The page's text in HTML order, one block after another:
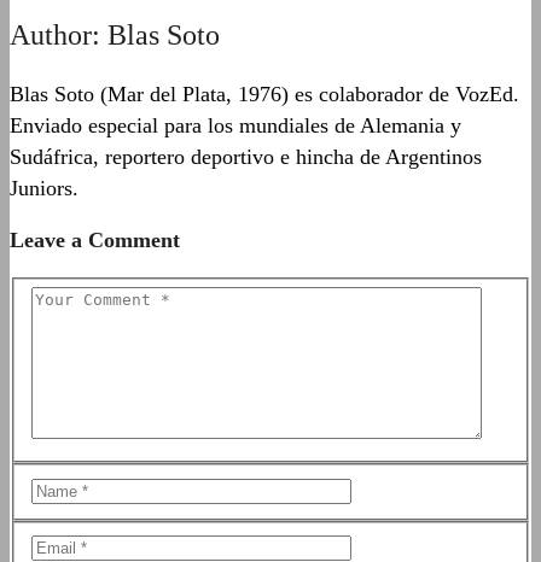
Author: Blas Soto
Blas Soto (Mar del Plata, 1976) es colaborador de VozEd.
Enviado especial para los mundiales de Alemania y
Sudáfrica, reportero deportivo e hincha de Argentinos
Juniors.
Leave a Comment